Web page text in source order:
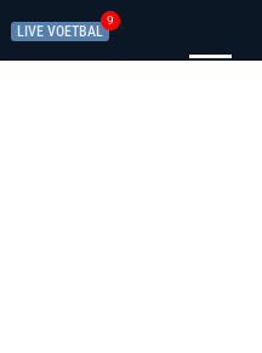
LIVE VOETBAL
9